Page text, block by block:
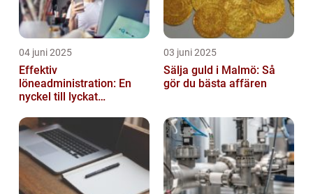
04 juni 2025
Effektiv
löneadministration: En
nyckel till lyckat
03 juni 2025
Sälja guld i Malmö: Så
gör du bästa affären